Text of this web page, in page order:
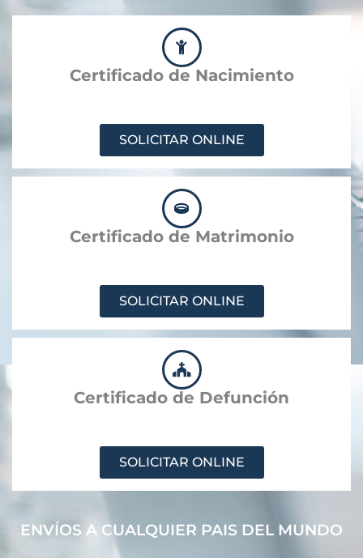
Certificado de Nacimiento
SOLICITAR ONLINE
Certificado de Matrimonio
SOLICITAR ONLINE
Certificado de Defunción
SOLICITAR ONLINE
ENVÍOS A CUALQUIER PAIS DEL MUNDO